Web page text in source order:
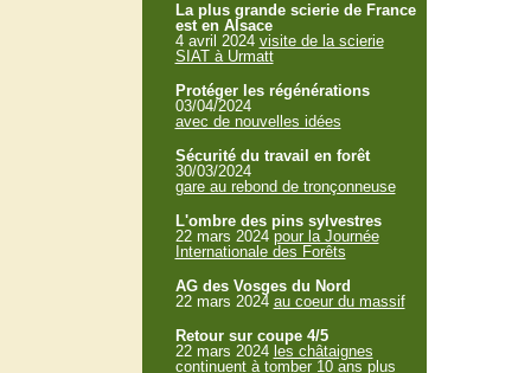
La plus grande scierie de France
est en Alsace
4 avril 2024 visite de la scierie
SIAT à Urmatt
Protéger les régénérations
03/04/2024
avec de nouvelles idées
Sécurité du travail en forêt
30/03/2024
gare au rebond de tronçonneuse
L'ombre des pins sylvestres
22 mars 2024 pour la Journée
Internationale des Forêts
AG des Vosges du Nord
22 mars 2024 au coeur du massif
Retour sur coupe 4/5
22 mars 2024 les châtaignes
continuent à tomber 10 ans plus